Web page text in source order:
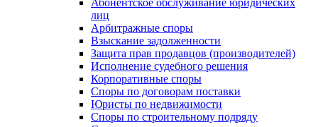
Абонентское обслуживание юридических
лиц
Арбитражные споры
Взыскание задолженности
Защита прав продавцов (производителей)
Исполнение судебного решения
Корпоративные споры
Споры по договорам поставки
Юристы по недвижимости
Споры по строительному подряду